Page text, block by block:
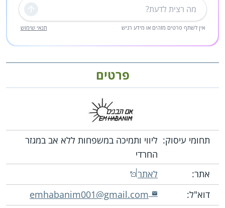
שליחה
אין לשתף פרטים מזהים או מידע רגיש תנאי שימוש
פרטים
תחומי עיסוק: ליווי ותמיכה במשפחות ללא אב במגזר
החרדי
אתר:
לאתר
דוא"ל:
emhabanim001@gmail.com